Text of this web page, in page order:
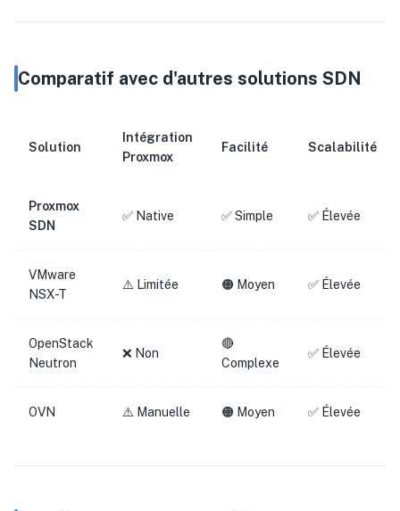
Comparatif avec d'autres solutions SDN
Solution
Intégration
Proxmox
Facilité Scalabilité
Proxmox
SDN
✅ Native ✅ Simple ✅ Élevée
VMware
NSX-T
⚠️ Limitée 🟠 Moyen ✅ Élevée
OpenStack
Neutron
❌ Non
🔴
Complexe
✅ Élevée
OVN ⚠️ Manuelle 🟠 Moyen ✅ Élevée